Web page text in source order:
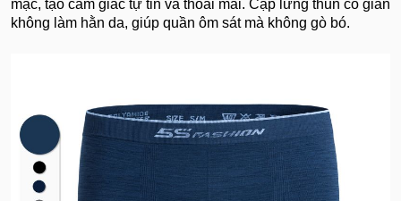
mặc, tạo cảm giác tự tin và thoải mái. Cạp lưng thun co giãn
không làm hằn da, giúp quần ôm sát mà không gò bó.